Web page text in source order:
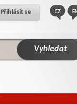
Přihlásit se